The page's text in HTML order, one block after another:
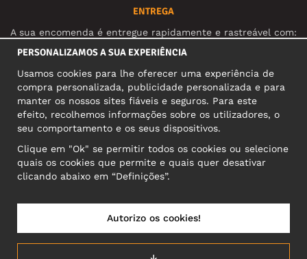
ENTREGA
A sua encomenda é entregue rapidamente e rastreável com:
REDES SOCIAIS
MORADA COMERCIAL
Motley Denim Europe OÜ
Narva mnt 5, EE-10117 Tallinn
Reg: 12356245
Atenção! Não envie devoluções para esta morada!
PERSONALIZAMOS A SUA EXPERIÊNCIA
Usamos cookies para lhe oferecer uma experiência de
compra personalizada, publicidade personalizada e para
manter os nossos sites fiáveis e seguros. Para este
efeito, recolhemos informações sobre os utilizadores, o
seu comportamento e os seus dispositivos.
Clique em "Ok" se permitir todos os cookies ou selecione
quais os cookies que permite e quais quer desativar
clicando abaixo em “Definições”.
Autorizo os cookies!